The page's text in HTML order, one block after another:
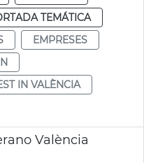
TEMÁTICA
EMPRESES
IN VALÈNCIA
València